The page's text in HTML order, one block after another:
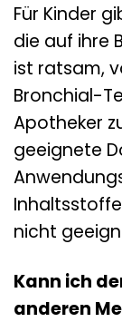
Für Kinder
die auf ihre
ist ratsam,
Bronchial-
Apotheker
geeignete
nicht
Kann ich
anderen